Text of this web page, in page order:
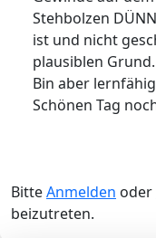
Stehbolzen
ist und nicht
plausiblen Grund.
Bin aber
Schönen Tag
BitteAnmelden oder
beizutreten.